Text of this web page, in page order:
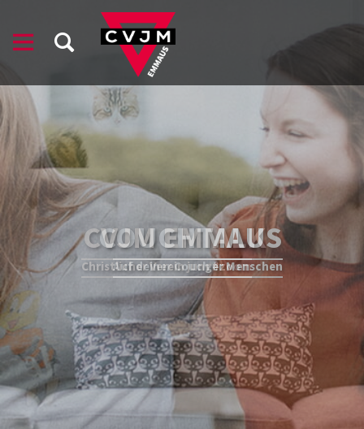
COUCHTALK
Auf deiner Couch #zoom
CVJM EMMAUS
Christlicher Verein junger Menschen